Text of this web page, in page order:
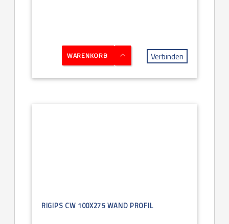
WARENKORB Verbinden
RIGIPS CW 100X275 WAND PROFIL